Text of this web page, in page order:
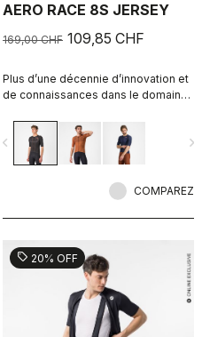
AERO RACE 8S JERSEY
169,00 CHF 109,85 CHF
Plus d’une décennie d’innovation et
de connaissances dans le domaine
rapide l’est désormais encore plus.
navigate_next
COMPAREZ
sell 20% OFF